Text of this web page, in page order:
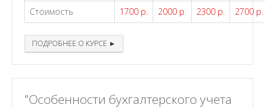
Стоимость
1700 р. 2000 р. 2300 р. 2700 р.
ПОДРОБНЕЕ О КУРСЕ ►
"Особенности бухгалтерского учета